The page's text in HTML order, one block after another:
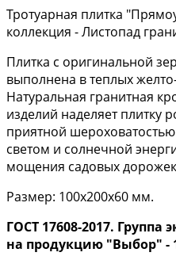
Тротуарная плитка
коллекция - Листопад
Плитка с оригинальной
выполнена в теплых
Натуральная гранитная
изделий наделяет плитку
приятной
светом и солнечной
мощения садовых
Размер: 100х200х60 мм.
ГОСТ 17608-2017. Группа
на продукцию "Выбор" -